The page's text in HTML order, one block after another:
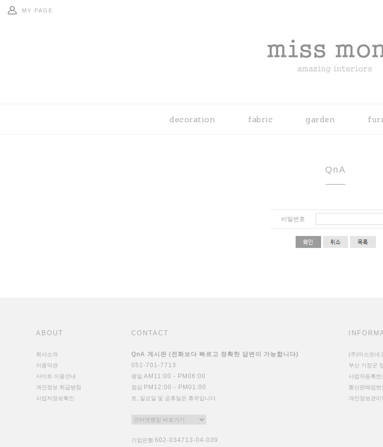
MY PAGE
decoration fabric garden
QnA
비밀번호
ABOUT
회사소개
이용약관
사이트 이용안내
개인정보 취급방침
사업자정보확인
CONTACT
QnA 게시판 (전화보다 빠르고 정확한 답변이 가능합니다)
051-701-7713
평일 AM11:00 - PM06:00
점심 PM12:00 - PM01:00
토, 일요일 및 공휴일은 휴무입니다.
기업은행 602-034713-04-039
(주)미스모네
부산 기장군
사업자등록번
통신판매업
개인정보관